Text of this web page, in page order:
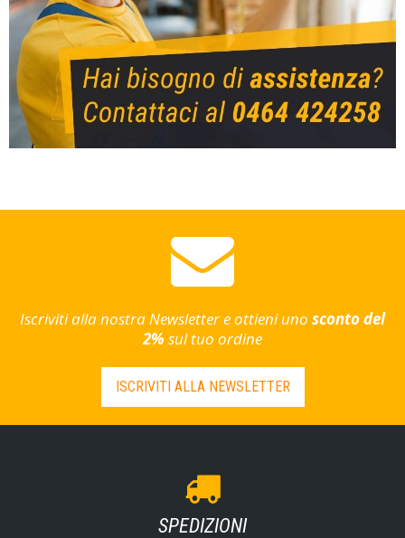
Iscriviti alla nostra Newsletter e ottieni uno sconto del
2% sul tuo ordine
ISCRIVITI ALLA NEWSLETTER
SPEDIZIONI